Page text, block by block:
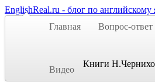
EnglishReal.ru - блог по английскому
Главная
Вопрос-ответ
Видео
Книги